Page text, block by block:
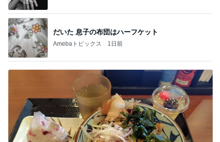
だいた 息子の布団はハーフケット
Amebaトピックス 1日前